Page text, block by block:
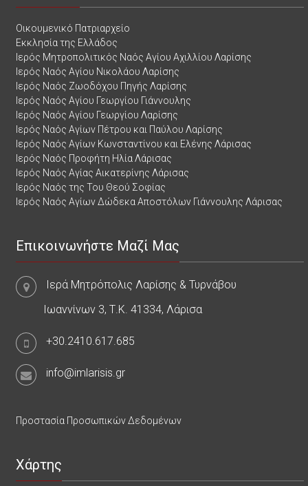
Οικουμενικό Πατριαρχείο
Εκκλησία της Ελλάδος
Ιερός Μητροπολιτικός Ναός Αγίου Αχιλλίου Λαρίσης
Ιερός Ναός Αγίου Νικολάου Λαρίσης
Ιερός Ναός Ζωοδόχου Πηγής Λαρίσης
Ιερός Ναός Αγίου Γεωργίου Γιάννουλης
Ιερός Ναός Αγίου Γεωργίου Λαρίσης
Ιερός Ναός Αγίων Πέτρου και Παύλου Λαρίσης
Ιερός Ναός Αγίων Κωνσταντίνου και Ελένης Λάρισας
Ιερός Ναός Προφήτη Ηλία Λάρισας
Ιερός Ναός Αγίας Αικατερίνης Λάρισας
Ιερός Ναός της Του Θεού Σοφίας
Ιερός Ναός Αγίων Δώδεκα Αποστόλων Γιάννουλης Λάρισας
Επικοινωνήστε Μαζί Μας
Ιερά Μητρόπολις Λαρίσης & Τυρνάβου
Ιωαννίνων 3, Τ.Κ. 41334, Λάρισα
+30.2410.617.685
info@imlarisis.gr
Προστασία Προσωπικών Δεδομένων
Χάρτης